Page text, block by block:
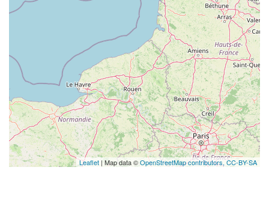
Leaflet | Map data ©OpenStreetMap contributors,CC-BY-SA